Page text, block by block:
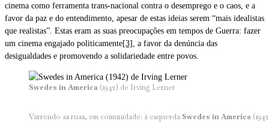
cinema como ferramenta trans-nacional contra o desemprego e o caos, e a
favor da paz e do entendimento, apesar de estas ideias serem “mais idealistas
que realistas”. Estas eram as suas preocupações em tempos de Guerra: fazer
um cinema engajado politicamente[3]
, a favor da denúncia das
desigualdades e promovendo a solidariedade entre povos.
Swedes in America (1942) de Irving Lerner
Varrendo as ruas, em comunidade: à esquerda Swedes in America